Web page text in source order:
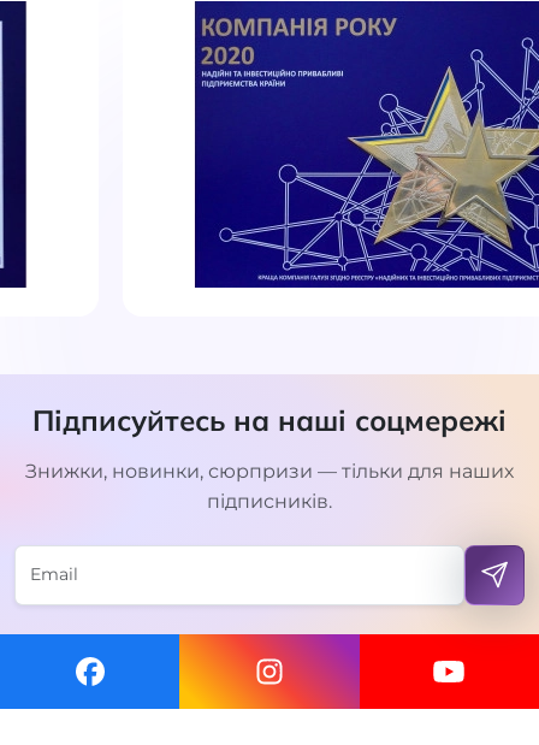
Підписуйтесь на наші соцмережі
Знижки, новинки, сюрпризи — тільки для наших
підписників.